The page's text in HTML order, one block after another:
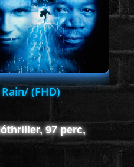
(FHD)
97 perc,